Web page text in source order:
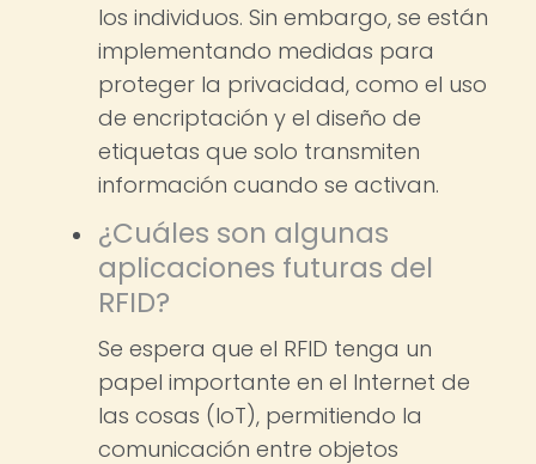
los individuos. Sin embargo, se están
implementando medidas para
proteger la privacidad, como el uso
de encriptación y el diseño de
etiquetas que solo transmiten
información cuando se activan.
¿Cuáles son algunas
aplicaciones futuras del
RFID?
Se espera que el RFID tenga un
papel importante en el Internet de
las cosas (IoT), permitiendo la
comunicación entre objetos